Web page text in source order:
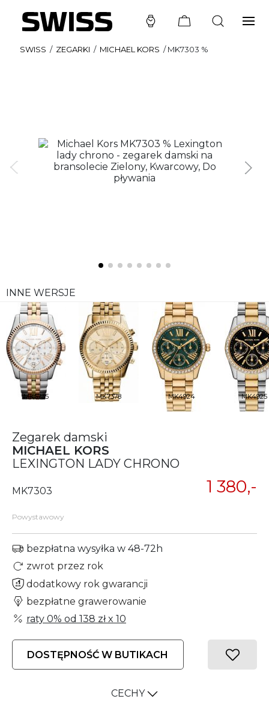
SWISS / ZEGARKI / MICHAEL KORS /MK7303 %
INNE WERSJE
MK5735 MK7378 MK4924 MK4925
Zegarek damski
MICHAEL KORS
LEXINGTON LADY CHRONO
MK7303
Powystawowy
1 380,-
bezpłatna wysyłka w 48-72h
zwrot przez rok
dodatkowy rok gwarancji
bezpłatne grawerowanie
raty 0% od 138 złx 10
DOSTĘPNOŚĆ W BUTIKACH
CECHY